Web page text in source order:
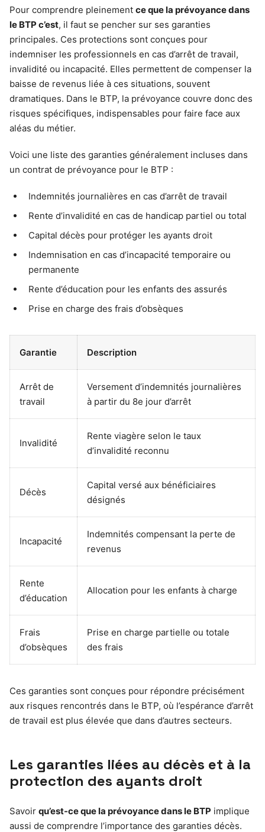
Pour comprendre pleinement ce que la prévoyance dans
le BTP c’est, il faut se pencher sur ses garanties
principales. Ces protections sont conçues pour
indemniser les professionnels en cas d’arrêt de travail,
invalidité ou incapacité. Elles permettent de compenser la
baisse de revenus liée à ces situations, souvent
dramatiques. Dans le BTP, la prévoyance couvre donc des
risques spécifiques, indispensables pour faire face aux
aléas du métier.
Voici une liste des garanties généralement incluses dans
un contrat de prévoyance pour le BTP :
Indemnités journalières en cas d’arrêt de travail
Rente d’invalidité en cas de handicap partiel ou total
Capital décès pour protéger les ayants droit
Indemnisation en cas d’incapacité temporaire ou
permanente
Rente d’éducation pour les enfants des assurés
Prise en charge des frais d’obsèques
Garantie Description
Arrêt de
travail
Versement d’indemnités journalières
à partir du 8e jour d’arrêt
Invalidité
Rente viagère selon le taux
d’invalidité reconnu
Décès
Capital versé aux bénéficiaires
désignés
Incapacité
Indemnités compensant la perte de
revenus
Rente
d’éducation
Allocation pour les enfants à charge
Frais
d’obsèques
Prise en charge partielle ou totale
des frais
Ces garanties sont conçues pour répondre précisément
aux risques rencontrés dans le BTP, où l’espérance d’arrêt
de travail est plus élevée que dans d’autres secteurs.
Les garanties liées au décès et à la
protection des ayants droit
Savoir qu’est-ce que la prévoyance dans le BTP implique
aussi de comprendre l’importance des garanties décès.